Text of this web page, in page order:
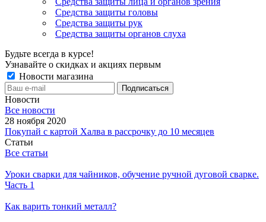
Средства защиты головы
Средства защиты рук
Средства защиты органов слуха
Будьте всегда в курсе!
Узнавайте о скидках и акциях первым
Новости магазина
Новости
Все новости
28 ноября 2020
Покупай с картой Халва в рассрочку до 10 месяцев
Статьи
Все статьи
Уроки сварки для чайников, обучение ручной дуговой сварке.
Часть 1
Как варить тонкий металл?